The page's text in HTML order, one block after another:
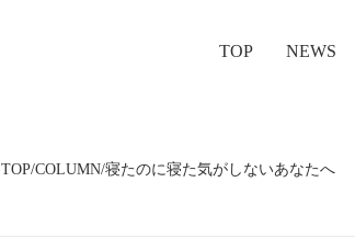
TOP NEWS
TOP/COLUMN/寝たのに寝た気がしないあなたへ